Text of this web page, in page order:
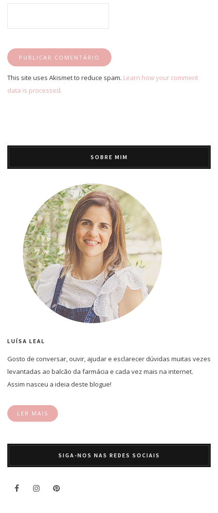
This site uses Akismet to reduce spam. Learn how your comment
data is processed.
SOBRE MIM
LUÍSA LEAL
Gosto de conversar, ouvir, ajudar e esclarecer dúvidas muitas vezes
levantadas ao balcão da farmácia e cada vez mais na internet.
Assim nasceu a ideia deste blogue!
LER MAIS
SIGA-NOS NAS REDES SOCIAIS